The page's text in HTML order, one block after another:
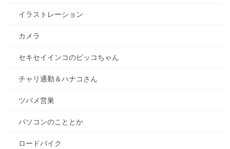
イラストレーション
カメラ
セキセイインコのピッコちゃん
チャリ通勤＆ハナコさん
ツバメ営巣
パソコンのこととか
ロードバイク